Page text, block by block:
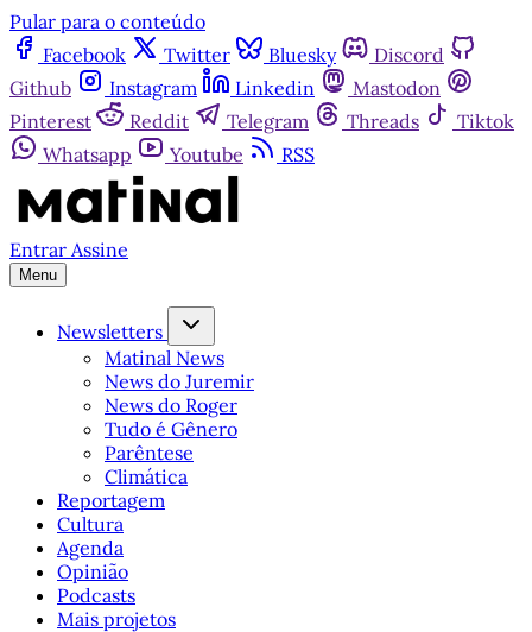
Pular para o conteúdo
Facebook
Twitter Bluesky
Discord
Github
Instagram Linkedin
Mastodon
Pinterest
Reddit Telegram Threads
Tiktok
Whatsapp
Youtube RSS
Entrar Assine
Menu
Newsletters
Matinal News
News do Juremir
News do Roger
Tudo é Gênero
Parêntese
Climática
Reportagem
Cultura
Agenda
Opinião
Podcasts
Mais projetos